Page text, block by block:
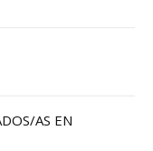
AS EN